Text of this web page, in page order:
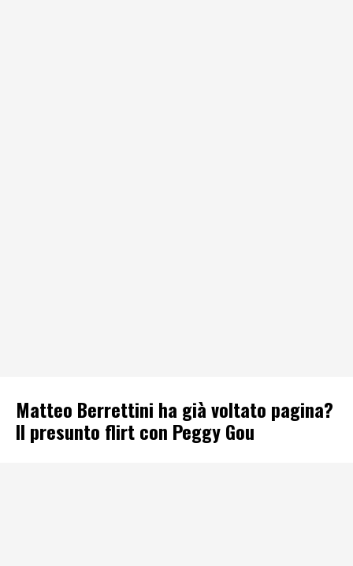
Matteo Berrettini ha già voltato pagina?
Il presunto flirt con Peggy Gou